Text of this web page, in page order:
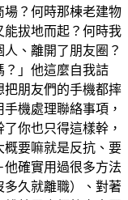
場？何時那棟老建物
能拔地而起？何時我
、離開了朋友圈？
？」他這麼自我詰
把朋友們的手機都摔
機處理聯絡事項，
你也只得這樣幹，
概要嘛就是反抗、要
他確實用過很多方法
多久就離職）、對著